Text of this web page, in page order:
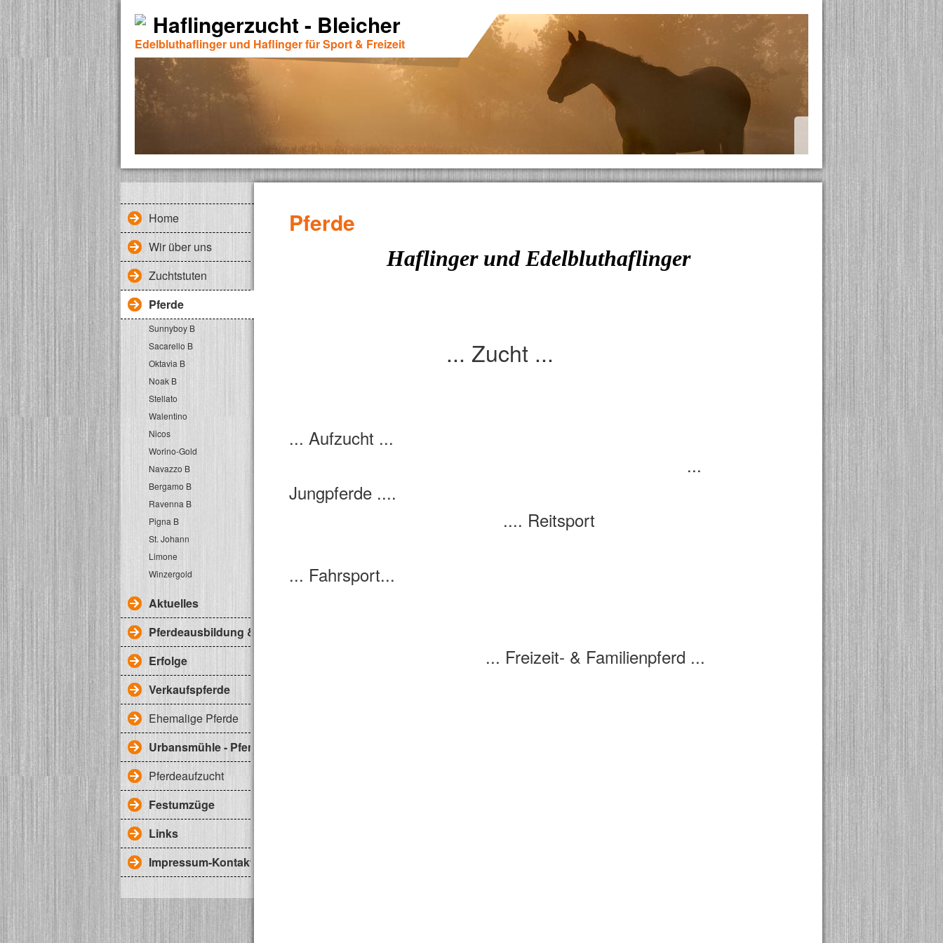
Haflingerzucht - Bleicher
Edelbluthaflinger und Haflinger für Sport & Freizeit
Home
Wir über uns
Zuchtstuten
Pferde
Sunnyboy B
Sacarello B
Oktavia B
Noak B
Stellato
Walentino
Nicos
Worino-Gold
Navazzo B
Bergamo B
Ravenna B
Pigna B
St. Johann
Limone
Winzergold
Aktuelles
Pferdeausbildung & Training
Erfolge
Verkaufspferde
Ehemalige Pferde
Urbansmühle - Pferdepensionsstall
Pferdeaufzucht
Festumzüge
Links
Impressum-Kontakt
Pferde
Haflinger und Edelbluthaflinger
... Zucht ...
... Aufzucht ...
...
Jungpferde ....
.... Reitsport
... Fahrsport...
... Freizeit- & Familienpferd ...